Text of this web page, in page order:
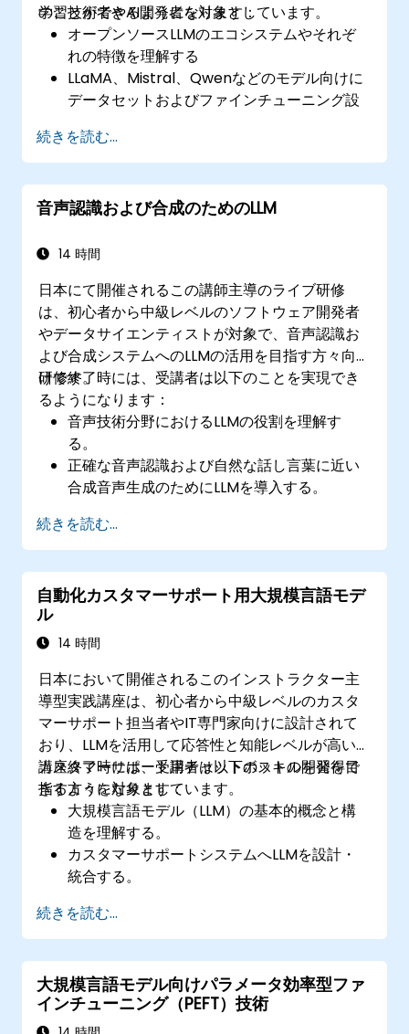
学習技術者やAI開発者を対象としています。
のことができるようになります：
オープンソースLLMのエコシステムやそれぞ
れの特徴を理解する
LLaMA、Mistral、Qwenなどのモデル向けに
データセットおよびファインチューニング設
Hugging Face TransformersおよびPEFTを
活用してファインチューニングパイプライン
を実行する
ファインチューニング済みモデルの評価・保
続きを読む...
音声認識および合成のためのLLM
14 時間
日本にて開催されるこの講師主導のライブ研修
は、初心者から中級レベルのソフトウェア開発者
やデータサイエンティストが対象で、音声認識お
よび合成システムへのLLMの活用を目指す方々向
けです。
研修終了時には、受講者は以下のことを実現でき
るようになります：
音声技術分野におけるLLMの役割を理解す
る。
正確な音声認識および自然な話し言葉に近い
合成音声生成のためにLLMを導入する。
する。
LLMを用いた音声システムの性能を評価・向
上させる。
音声技術分野における最新動向および将来像
続きを読む...
自動化カスタマーサポート用大規模言語モデ
ル
14 時間
日本において開催されるこのインストラクター主
導型実践講座は、初心者から中級レベルのカスタ
マーサポート担当者やIT専門家向けに設計されて
おり、LLMを活用して応答性と知能レベルが高い
カスタマーサポート用チャットボットの開発を目
指す方々を対象としています。
講座終了時には、受講者は以下のスキルを習得で
きるようになります：
大規模言語モデル（LLM）の基本的概念と構
造を理解する。
カスタマーサポートシステムへLLMを設計・
統合する。
を向上させる。
倫理的な課題に配慮し、業界基準への準拠を
確実にする。
現実環境で利用可能なLLMベースのチャット
ボットを展開・維持管理する。
続きを読む...
大規模言語モデル向けパラメータ効率型ファ
インチューニング（PEFT）技術